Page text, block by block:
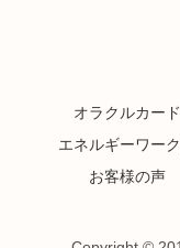
オラクルカード
エネルギーワー
お客様の声